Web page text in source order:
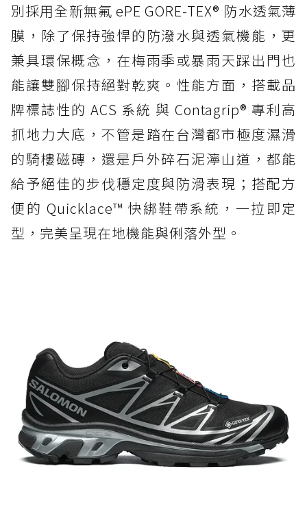
別採用全新無氟 ePE GORE-TEX® 防水透氣薄
膜，除了保持強悍的防潑水與透氣機能，更
兼具環保概念，在梅雨季或暴雨天踩出門也
能讓雙腳保持絕對乾爽。性能方面，搭載品
牌標誌性的 ACS 系統 與 Contagrip® 專利高
抓地力大底，不管是踏在台灣都市極度濕滑
的騎樓磁磚，還是戶外碎石泥濘山道，都能
給予絕佳的步伐穩定度與防滑表現；搭配方
便的 Quicklace™ 快綁鞋帶系統，一拉即定
型，完美呈現在地機能與俐落外型。